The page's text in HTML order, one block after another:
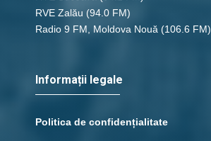
RVE Zalău (94.0 FM)
Radio 9 FM, Moldova Nouă (106.6 FM)
Informații legale
Politica de confidențialitate